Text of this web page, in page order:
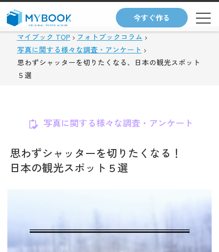
今すぐ作る
マイブック TOP
フォトブックコラム
写真に関する様々な調査・アンケート
思わずシャッターを切りたくなる、日本の観光スポット
５選
写真に関する様々な調査・アンケート
思わずシャッターを切りたくなる！
日本の観光スポット５選